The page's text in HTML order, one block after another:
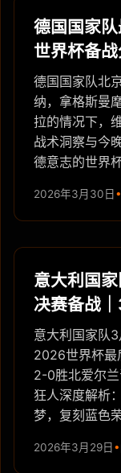
德国国家队
世界杯备
德国国家队北
纳，拿格斯曼
拉的情况下，
战术洞察与今
德意志的世界
2026年3月30日
意大利国
决赛备战
意大利国家队
2026世界杯最
2-0胜北爱尔
狂人深度解析
梦，复刻蓝色
2026年3月29日